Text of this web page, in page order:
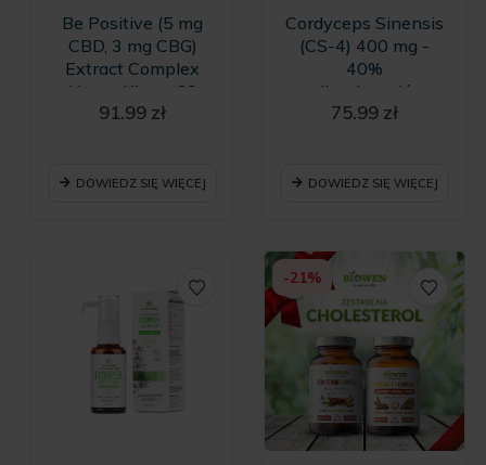
Be Positive (5 mg
CBD, 3 mg CBG)
Extract Complex
Hemp King - 60
kapsułek
91.99 zł
DOWIEDZ SIĘ WIĘCEJ
Cordyceps Sinensis
(CS-4) 400 mg -
40%
polisacharydów,
8% mannitolu oraz
75.99 zł
DOWIEDZ SIĘ WIĘCEJ
-21%